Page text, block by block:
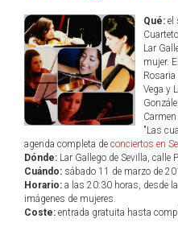
Qué:el
Lar
mujer.
Vega y
"Las
agenda completa de conciertos en
Dónde: Lar Gallego de Sevilla, calle
Cuándo: sábado 11 de marzo de
Horario: a las 20:30 horas, desde
imágenes de mujeres.
Coste: entrada gratuita hasta